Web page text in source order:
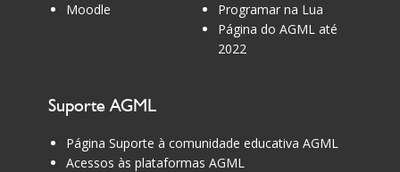
Moodle
Programar na Lua
Página do AGML até
2022
Suporte AGML
Página Suporte à comunidade educativa AGML
Acessos às plataformas AGML